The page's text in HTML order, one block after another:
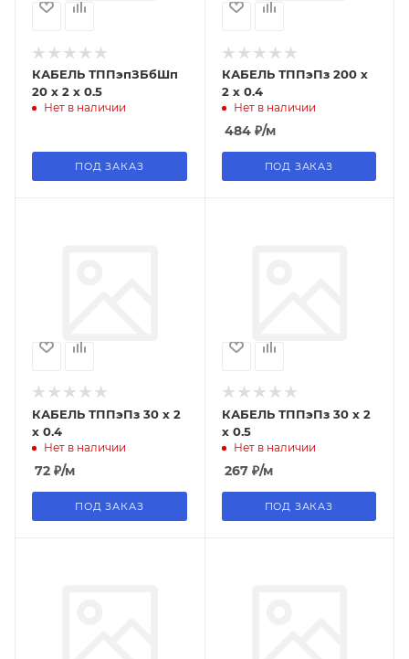
КАБЕЛЬ ТППэпЗБбШп
20 х 2 х 0.5
Нет в наличии
ПОД ЗАКАЗ
КАБЕЛЬ ТППэПз 200 х
2 х 0.4
Нет в наличии
484₽/м
ПОД ЗАКАЗ
КАБЕЛЬ ТППэПз 30 х 2
х 0.4
Нет в наличии
72 ₽/м
ПОД ЗАКАЗ
КАБЕЛЬ ТППэПз 30 х 2
х 0.5
Нет в наличии
267₽/м
ПОД ЗАКАЗ